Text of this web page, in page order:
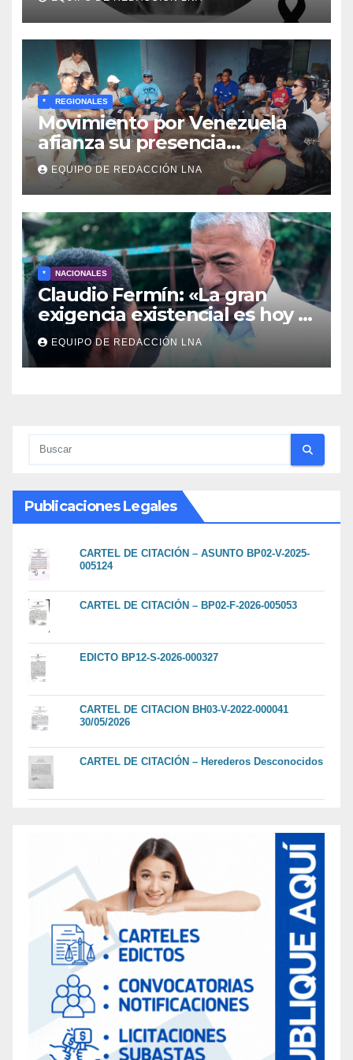
Boys
* REGIONALES
Movimiento por Venezuela
afianza su presencia
comunitaria en La Ponderosa
y otras comunidades de
Anzoátegui
EQUIPO DE REDACCIÓN LNA
* NACIONALES
Claudio Fermín: «La gran
exigencia existencial es hoy la
defensa de la soberanía»
EQUIPO DE REDACCIÓN LNA
Publicaciones Legales
CARTEL DE CITACIÓN – ASUNTO BP02-V-2025-
005124
CARTEL DE CITACIÓN – BP02-F-2026-005053
EDICTO BP12-S-2026-000327
CARTEL DE CITACION BH03-V-2022-000041
30/05/2026
CARTEL DE CITACIÓN – Herederos Desconocidos